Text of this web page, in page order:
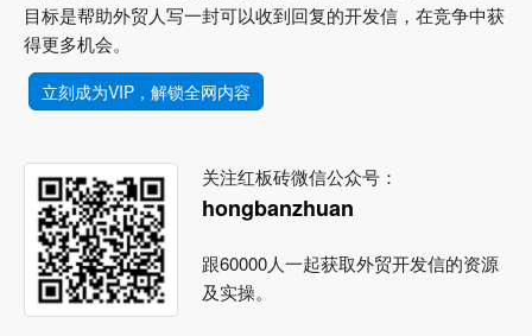
目标是帮助外贸人写一封可以收到回复的开发信，在竞争中获
得更多机会。
立刻成为VIP，解锁全网内容
关注红板砖微信公众号：
hongbanzhuan
跟60000人一起获取外贸开发信的资源
及实操。